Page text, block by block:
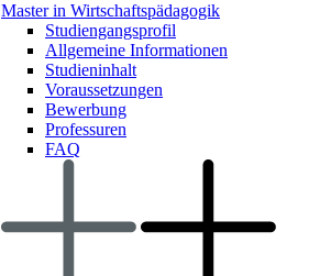
Master in Wirtschaftspädagogik
Studiengangsprofil
Allgemeine Informationen
Studieninhalt
Voraussetzungen
Bewerbung
Professuren
FAQ